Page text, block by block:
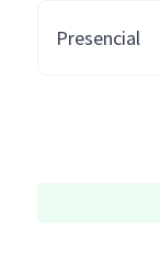
Presencial